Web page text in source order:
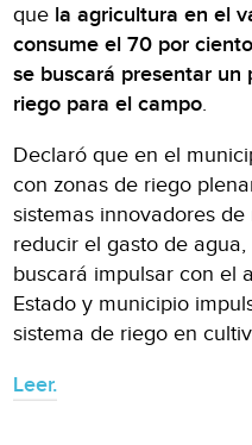
que la agricultura en el
consume el 70 por
se buscará presentar
riego para el campo.
Declaró que en el
con zonas de riego
sistemas innovadores
reducir el gasto de
buscará impulsar con el
Estado y municipio
sistema de riego en
Leer.